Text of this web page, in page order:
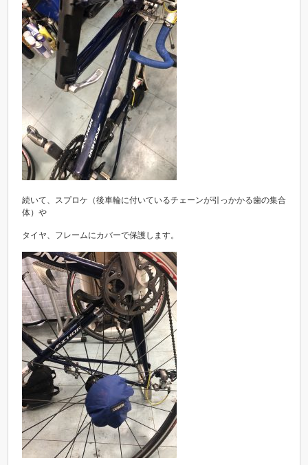
続いて、スプロケ（後車輪に付いているチェーンが引っかかる歯の集合
体）や
タイヤ、フレームにカバーで保護します。